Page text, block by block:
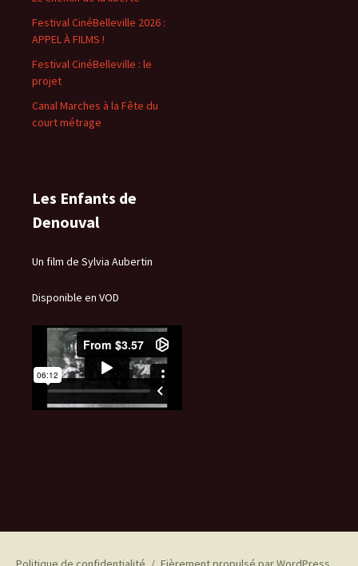
Festival CinéBelleville 2026 :
APPEL À FILMS !
Festival CinéBelleville : le
projet
Canal Marches à la Fête du
court métrage
Les Enfants de
Denouval
Un film de Sylvia Aubertin
Disponible en VOD